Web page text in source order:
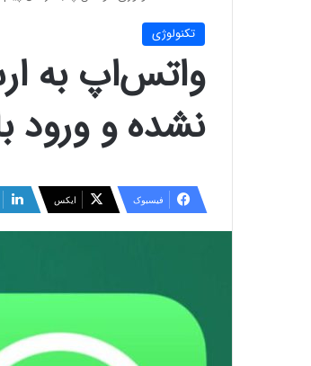
تکنولوژی
واتس‌اپ به
نشده و
فیسبوک ایکس